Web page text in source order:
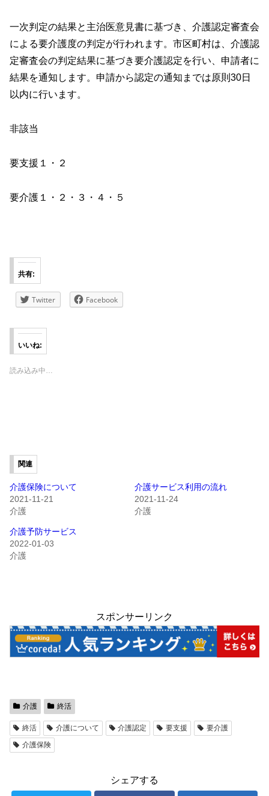
一次判定の結果と主治医意見書に基づき、介護認定審査会
による要介護度の判定が行われます。市区町村は、介護認
定審査会の判定結果に基づき要介護認定を行い、申請者に
結果を通知します。申請から認定の通知までは原則30日
以内に行います。
非該当
要支援１・２
要介護１・２・３・４・５
共有:
Twitter Facebook
いいね:
読み込み中…
関連
介護保険について
2021-11-21
介護
介護サービス利用の流れ
2021-11-24
介護
介護予防サービス
2022-01-03
介護
スポンサーリンク
介護 終活
終活 介護について 介護認定 要支援
要介護
介護保険
シェアする